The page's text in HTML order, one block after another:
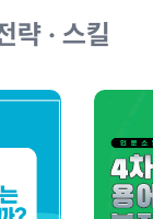
략 · 스킬